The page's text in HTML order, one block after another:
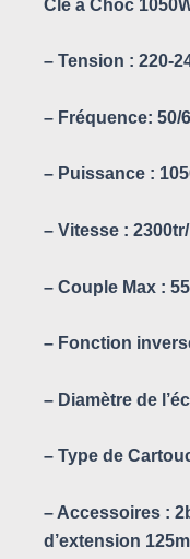
Clé à Choc
– Tension : 220-
– Fréquence: 50/
– Puissance :
– Vitesse :
– Couple Max :
– Fonction
– Diamètre de
– Type de
– Accessoires :
d’extension